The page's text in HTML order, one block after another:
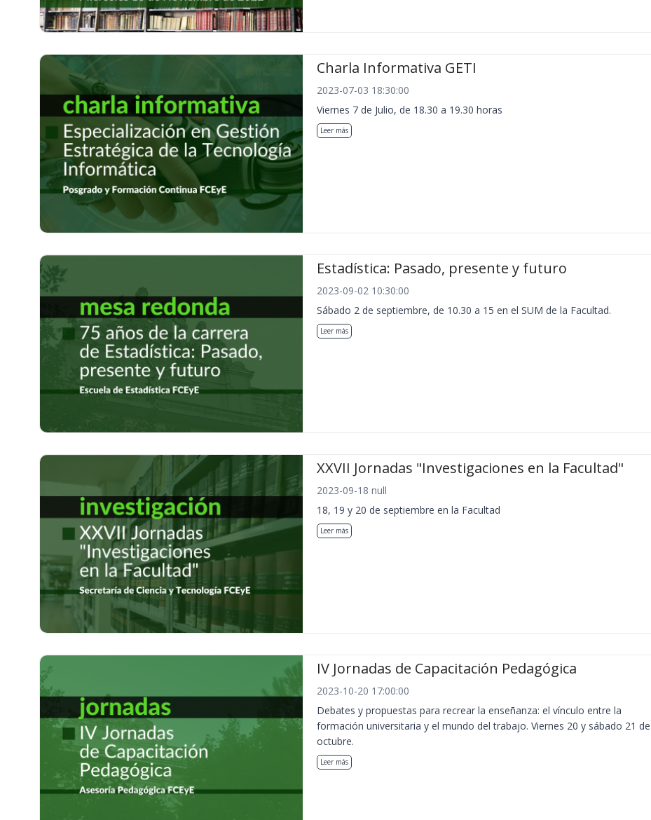
Charla Informativa GETI
2023-07-03 18:30:00
Viernes 7 de Julio, de 18.30 a 19.30 horas
Leer más
Estadística: Pasado, presente y futuro
2023-09-02 10:30:00
Sábado 2 de septiembre, de 10.30 a 15 en el SUM de la Facultad.
Leer más
XXVII Jornadas "Investigaciones en la Facultad"
2023-09-18 null
18, 19 y 20 de septiembre en la Facultad
Leer más
IV Jornadas de Capacitación Pedagógica
2023-10-20 17:00:00
Debates y propuestas para recrear la enseñanza: el vínculo entre la
formación universitaria y el mundo del trabajo. Viernes 20 y sábado 21 de
octubre.
Leer más